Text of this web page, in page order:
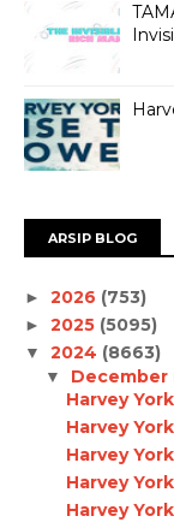
ARSIP BLOG
► 2026 (753)
► 2025 (5095)
▼ 2024 (8663)
▼ December
Harvey
Harvey
Harvey
Harvey
Harvey